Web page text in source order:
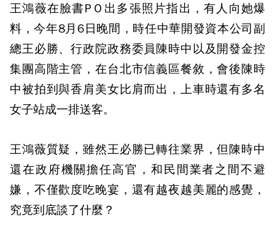
王鴻薇在臉書PＯ出多張照片指出，有人向她爆
料，今年8月6日晚間，時任中華開發資本公司副
總王必勝、行政院政務委員陳時中以及開發金控
集團高階主管，在台北市信義區餐敘，會後陳時
中被拍到與香肩美女比肩而出，上車時還有多名
女子站成一排送客。
王鴻薇質疑，雖然王必勝已轉往業界，但陳時中
還在政府機關擔任高官，和民間業者之間不避
嫌，不僅歡度吃晚宴，還有越夜越美麗的感覺，
究竟到底談了什麼？